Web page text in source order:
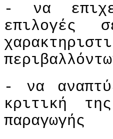
- να
επιλογές
- να
κριτική
παραγωγής